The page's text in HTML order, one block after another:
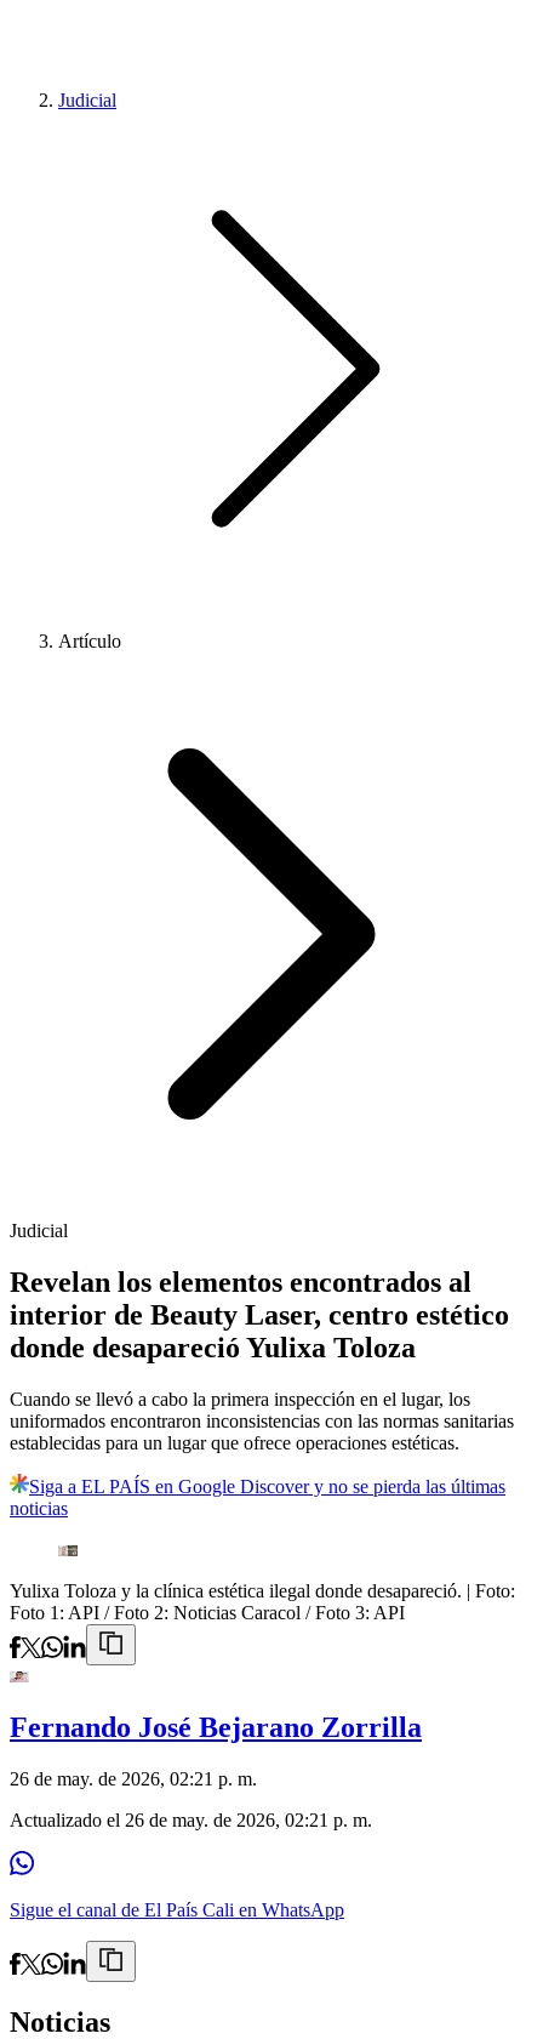
Judicial
Artículo
Judicial
Revelan los elementos encontrados al
interior de Beauty Laser, centro estético
donde desapareció Yulixa Toloza
Cuando se llevó a cabo la primera inspección en el lugar, los
uniformados encontraron inconsistencias con las normas sanitarias
establecidas para un lugar que ofrece operaciones estéticas.
Siga a EL PAÍS en Google Discover y no se pierda las últimas
noticias
Yulixa Toloza y la clínica estética ilegal donde desapareció. | Foto:
Foto 1: API / Foto 2: Noticias Caracol / Foto 3: API
Fernando José Bejarano Zorrilla
26 de may. de 2026, 02:21 p. m.
Actualizado el 26 de may. de 2026, 02:21 p. m.
Sigue el canal de El País Cali en WhatsApp
Noticias